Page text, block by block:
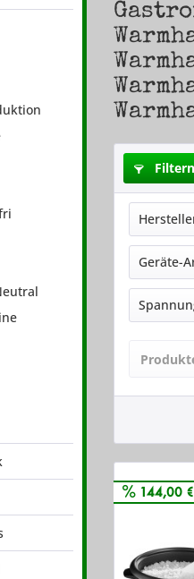
Filtern
Saro
Geräte-
144,00 €